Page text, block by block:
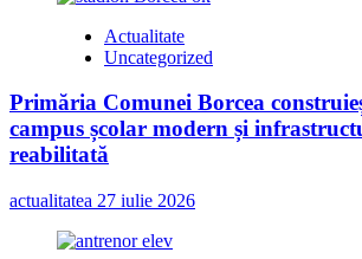
Actualitate
Uncategorized
Primăria Comunei Borcea
campus școlar modern și
reabilitată
actualitatea 27 iulie 2026